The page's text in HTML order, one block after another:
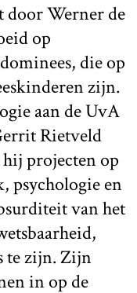
door Werner de
op
die op
zijn.
aan de UvA
Rietveld
projecten op
psychologie en
van het
te zijn. Zijn
in op de